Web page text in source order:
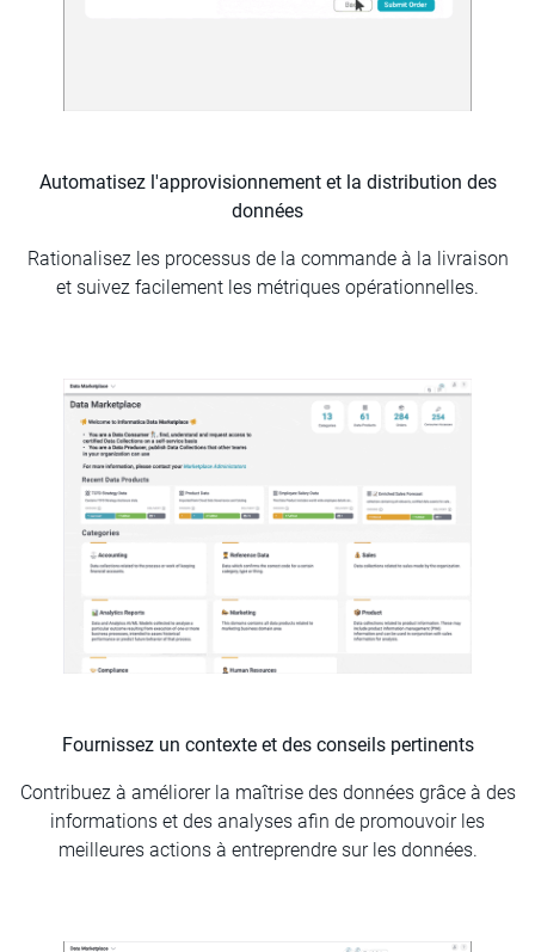
Automatisez l'approvisionnement et la distribution des
données
Rationalisez les processus de la commande à la livraison
et suivez facilement les métriques opérationnelles.
Fournissez un contexte et des conseils pertinents
Contribuez à améliorer la maîtrise des données grâce à des
informations et des analyses afin de promouvoir les
meilleures actions à entreprendre sur les données.